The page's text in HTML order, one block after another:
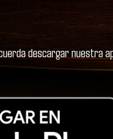
descargar nuestra